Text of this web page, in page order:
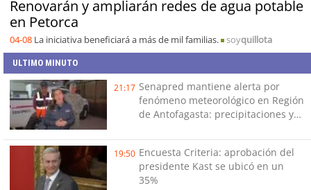
Renovarán y ampliarán redes de agua potable
en Petorca
04-08 La iniciativa beneficiará a más de mil familias. soyquillota
ULTIMO MINUTO
21:17 Senapred mantiene alerta por
fenómeno meteorológico en Región
de Antofagasta: precipitaciones y
19:50 Encuesta Criteria: aprobación del
presidente Kast se ubicó en un
35%